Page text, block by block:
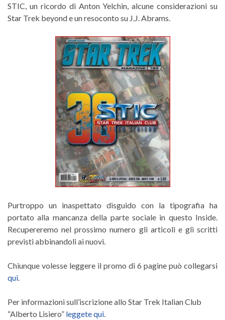
STIC, un ricordo di Anton Yelchin, alcune considerazioni su
Star Trek beyond e un resoconto su J.J. Abrams.
Purtroppo un inaspettato disguido con la tipografia ha
portato alla mancanza della parte sociale in questo Inside.
Recupereremo nel prossimo numero gli articoli e gli scritti
previsti abbinandoli ai nuovi.
Chiunque volesse leggere il promo di 6 pagine può collegarsi
qui
Per informazioni sull’iscrizione allo Star Trek Italian Club
“Alberto Lisiero” leggete qui